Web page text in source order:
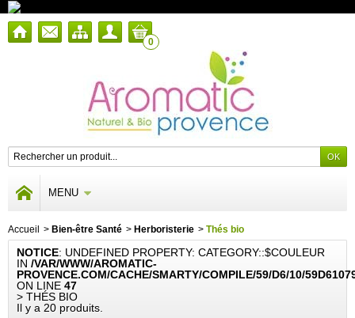
0
MENU
Accueil > Bien-être Santé > Herboristerie > Thés bio
NOTICE: UNDEFINED PROPERTY: CATEGORY::$COULEUR
IN /VAR/WWW/AROMATIC-
PROVENCE.COM/CACHE/SMARTY/COMPILE/59/D6/10/
ON LINE 47
> THÉS BIO
Il y a 20 produits.